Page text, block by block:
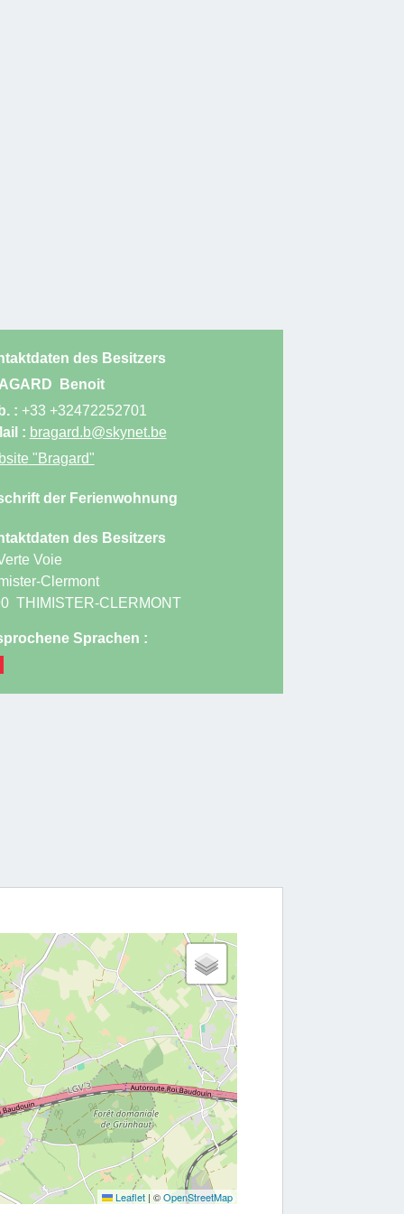
des Besitzers
Benoit
: +33 +32472252701
: bragard.b@skynet.be
"Bragard"
der Ferienwohnung
des Besitzers
Voie
Clermont
THIMISTER-CLERMONT
Sprachen :
Leaflet | ©OpenStreetMap